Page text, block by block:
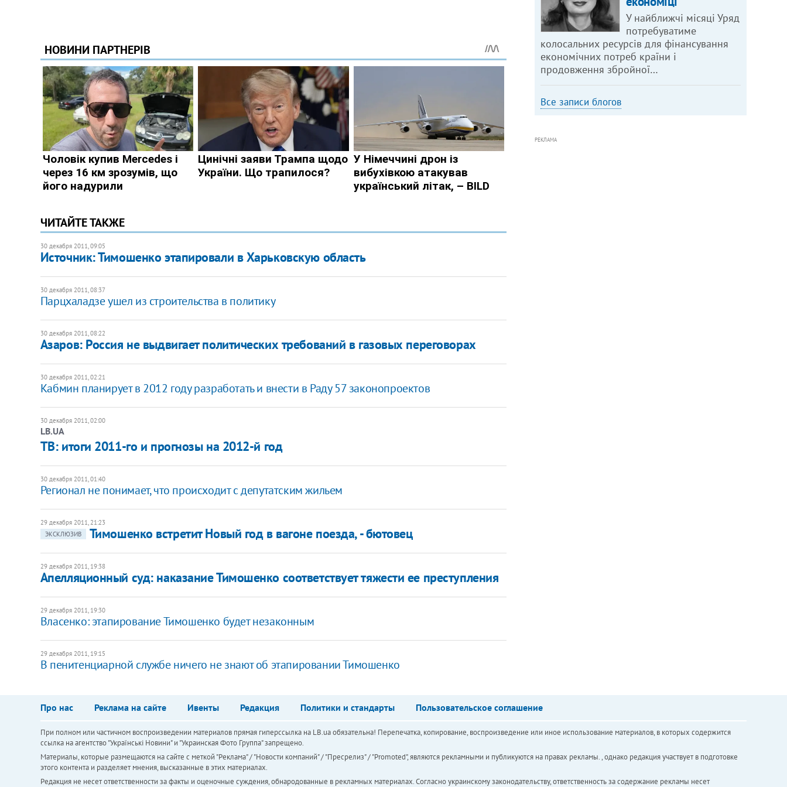
ЧИТАЙТЕ ТАКЖЕ
30 декабря 2011, 09:05
Источник: Тимошенко этапировали в Харьковскую область
30 декабря 2011, 08:37
Парцхаладзе ушел из строительства в политику
30 декабря 2011, 08:22
Азаров: Россия не выдвигает политических требований в газовых переговорах
30 декабря 2011, 02:21
​Кабмин планирует в 2012 году разработать и внести в Раду 57 законопроектов
30 декабря 2011, 02:00
LB.UA
ТВ: итоги 2011-го и прогнозы на 2012-й год
30 декабря 2011, 01:40
​Регионал не понимает, что происходит с депутатским жильем
29 декабря 2011, 21:23
ЭКСКЛЮЗИВ
Тимошенко встретит Новый год в вагоне поезда, - бютовец
29 декабря 2011, 19:38
Апелляционный суд: наказание Тимошенко соответствует тяжести ее преступления
29 декабря 2011, 19:30
Власенко: этапирование Тимошенко будет незаконным
29 декабря 2011, 19:15
В пенитенциарной службе ничего не знают об этапировании Тимошенко
У найближчі місяці Уряд
потребуватиме
колосальних ресурсів для фінансування
економічних потреб країни і
продовження збройної…
Все записи блогов
РЕКЛАМА
Про нас Реклама на сайте Ивенты Редакция Политики и стандарты Пользовательское соглашение
При полном или частичном воспроизведении материалов прямая гиперссылка на LB.ua обязательна! Перепечатка, копирование, воспроизведение или иное использование материалов, в которых содержится
ссылка на агентство "Українськi Новини" и "Украинская Фото Группа" запрещено.
Материалы, которые размещаются на сайте с меткой "Реклама" / "Новости компаний" / "Пресрелиз" / "Promoted", являются рекламными и публикуются на правах рекламы. , однако редакция участвует в подготовке
этого контента и разделяет мнения, высказанные в этих материалах.
Редакция не несет ответственности за факты и оценочные суждения, обнародованные в рекламных материалах. Согласно украинскому законодательству, ответственность за содержание рекламы несет